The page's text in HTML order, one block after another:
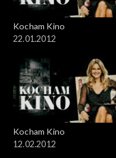
Kocham Kino
22.01.2012
Kocham Kino
12.02.2012